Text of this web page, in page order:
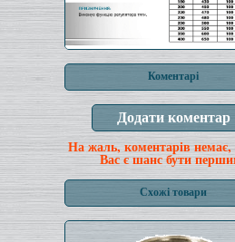
Коментарі
На жаль, коментарів немає,
Вас є шанс бути
Схожі товари